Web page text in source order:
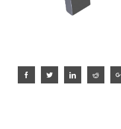
FacebookTwitter LinkedInReddit